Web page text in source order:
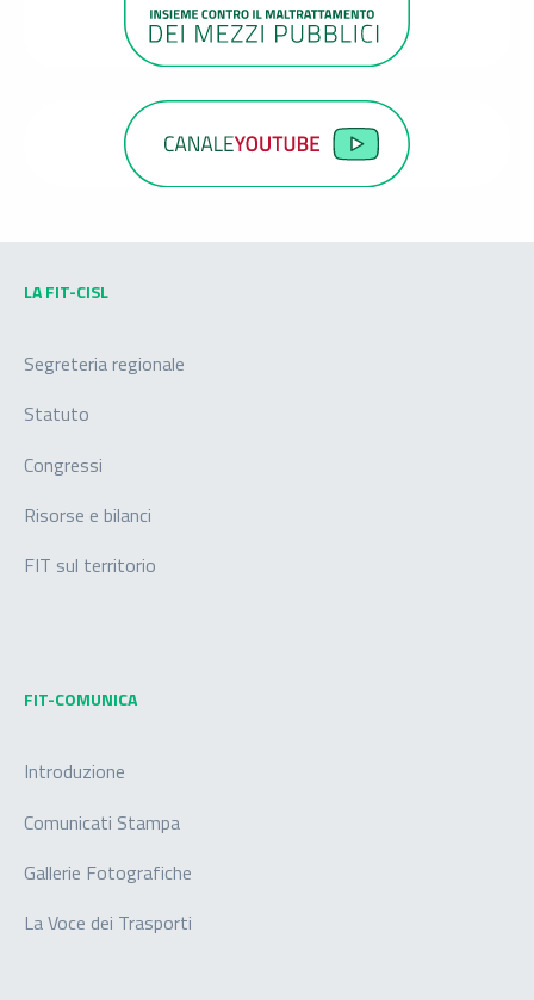
LA FIT-CISL
Segreteria regionale
Statuto
Congressi
Risorse e bilanci
FIT sul territorio
FIT-COMUNICA
Introduzione
Comunicati Stampa
Gallerie Fotografiche
La Voce dei Trasporti